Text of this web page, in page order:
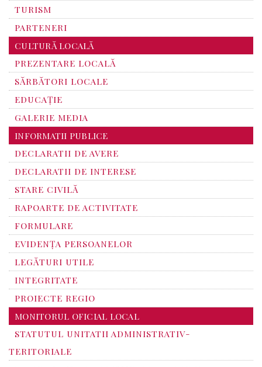
TURISM
PARTENERI
CULTURĂ LOCALĂ
PREZENTARE LOCALĂ
SĂRBĂTORI LOCALE
EDUCAȚIE
GALERIE MEDIA
INFORMATII PUBLICE
DECLARATII DE AVERE
DECLARATII DE INTERESE
STARE CIVILĂ
RAPOARTE DE ACTIVITATE
FORMULARE
EVIDENȚA PERSOANELOR
LEGĂTURI UTILE
INTEGRITATE
PROIECTE REGIO
MONITORUL OFICIAL LOCAL
STATUTUL UNITATII ADMINISTRATIV-
TERITORIALE